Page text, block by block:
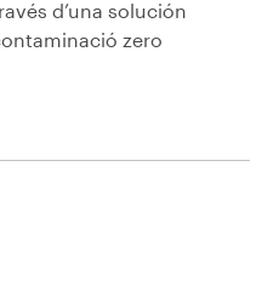
d’una solución
zero